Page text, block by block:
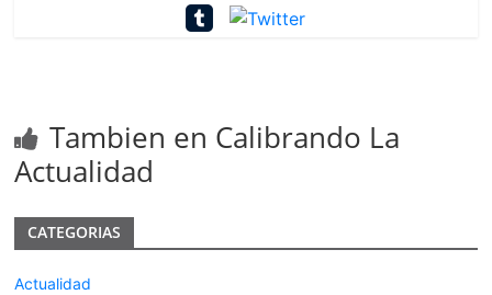
Tambien en Calibrando La
Actualidad
CATEGORIAS
Actualidad